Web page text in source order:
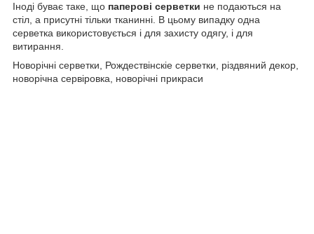
Іноді буває таке, що паперові серветки не подаються на
стіл, а присутні тільки тканинні. В цьому випадку одна
серветка використовується і для захисту одягу, і для
витирання.
Новорічні серветки, Рождествінскіе серветки, різдвяний декор,
новорічна сервіровка, новорічні прикраси